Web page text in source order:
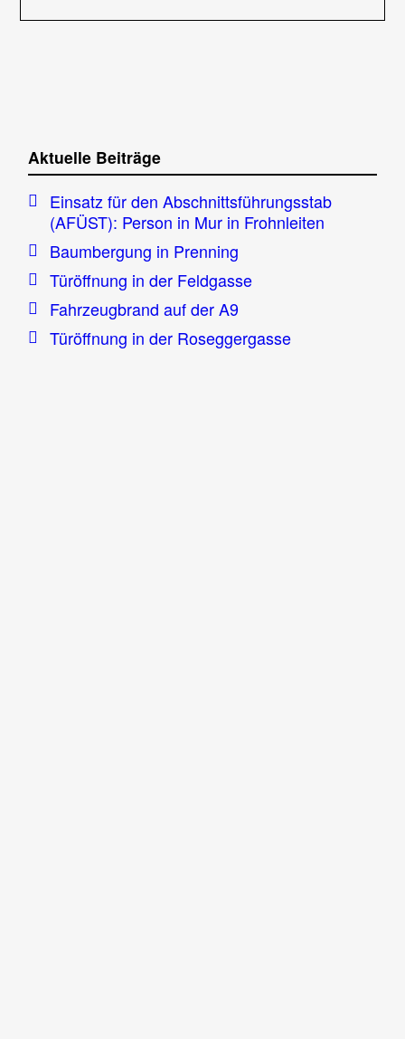
Aktuelle Beiträge
Einsatz für den Abschnittsführungsstab
(AFÜST): Person in Mur in Frohnleiten
Baumbergung in Prenning
Türöffnung in der Feldgasse
Fahrzeugbrand auf der A9
Türöffnung in der Roseggergasse